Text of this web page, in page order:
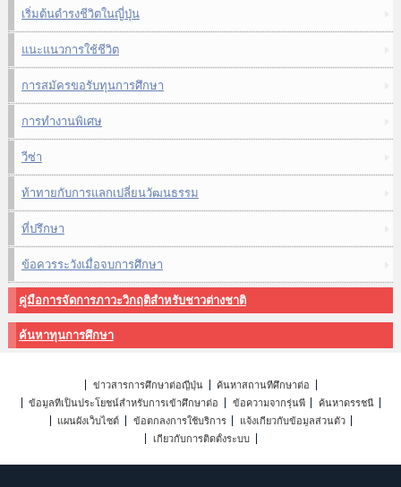
เริ่มต้นดำรงชีวิตในญี่ปุ่น
แนะแนวการใช้ชีวิต
การสมัครขอรับทุนการศึกษา
การทำงานพิเศษ
วีซ่า
ท้าทายกับการแลกเปลี่ยนวัฒนธรรม
ที่ปรึกษา
ข้อควรระวังเมื่อจบการศึกษา
คู่มือการจัดการภาวะวิกฤติสำหรับชาวต่างชาติ
ค้นหาทุนการศึกษา
ข่าวสารการศึกษาต่อญี่ปุ่น
ค้นหาสถานที่ศึกษาต่อ
ข้อมูลที่เป็นประโยชน์สำหรับการเข้าศึกษาต่อ
ข้อความจากรุ่นพี่
ค้นหาดรรชนี
แผนผังเว็บไซต์
ข้อตกลงการใช้บริการ
แจ้งเกี่ยวกับข้อมูลส่วนตัว
เกี่ยวกับการติดตั้งระบบ